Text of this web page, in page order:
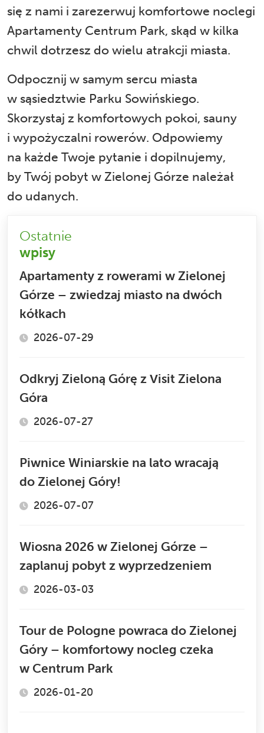
się z nami i zarezerwuj komfortowe noclegi
Apartamenty Centrum Park, skąd w kilka
chwil dotrzesz do wielu atrakcji miasta.
Odpocznij w samym sercu miasta
w sąsiedztwie Parku Sowińskiego.
Skorzystaj z komfortowych pokoi, sauny
i wypożyczalni rowerów. Odpowiemy
na każde Twoje pytanie i dopilnujemy,
by Twój pobyt w Zielonej Górze należał
do udanych.
Ostatnie
wpisy
Apartamenty z rowerami w Zielonej
Górze – zwiedzaj miasto na dwóch
kółkach
2026-07-29
Odkryj Zieloną Górę z Visit Zielona
Góra
2026-07-27
Piwnice Winiarskie na lato wracają
do Zielonej Góry!
2026-07-07
Wiosna 2026 w Zielonej Górze –
zaplanuj pobyt z wyprzedzeniem
2026-03-03
Tour de Pologne powraca do Zielonej
Góry – komfortowy nocleg czeka
w Centrum Park
2026-01-20